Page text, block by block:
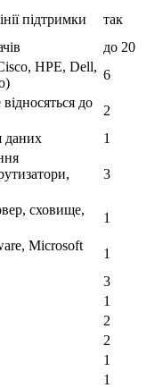
підтримки
так
до 20
HPE, Dell,
6
до
2
даних
1
3
сховище,
1
Microsoft
1
3
1
2
2
1
1